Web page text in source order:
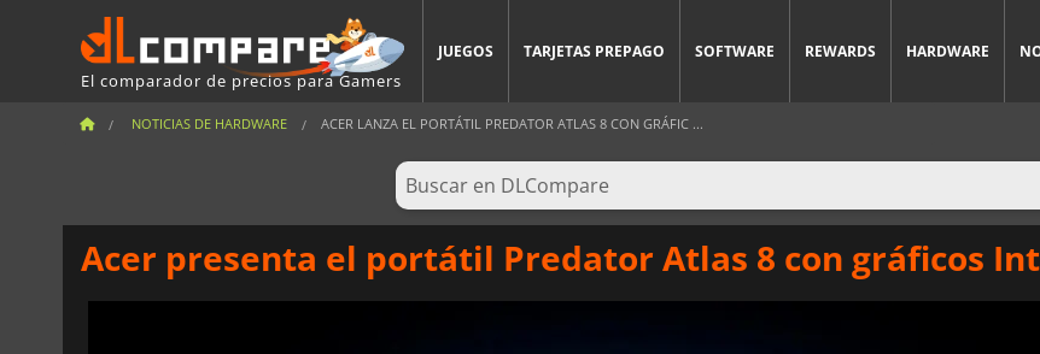
El comparador de precios para Gamers
JUEGOS TARJETAS PREPAGO SOFTWARE REWARDS HARDWARE
NOTICIAS DE HARDWARE ACER LANZA EL PORTÁTIL PREDATOR ATLAS 8 CON GRÁFIC ...
Acer presenta el portátil Predator Atlas 8 con gráficos